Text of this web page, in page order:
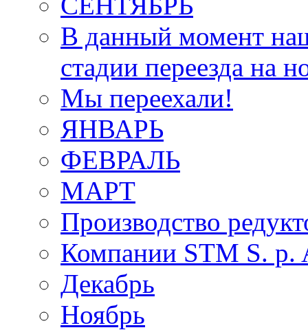
В данный момент
стадии переезда на
Мы переехали!
ЯНВАРЬ
ФЕВРАЛЬ
МАРТ
Производство
Компании STM S. p.
Декабрь
Ноябрь